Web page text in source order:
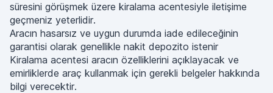
süresini görüşmek üzere kiralama acentesiyle iletişime
geçmeniz yeterlidir.
Aracın hasarsız ve uygun durumda iade edileceğinin
garantisi olarak genellikle nakit depozito istenir
Kiralama acentesi aracın özelliklerini açıklayacak ve
emirliklerde araç kullanmak için gerekli belgeler hakkında
bilgi verecektir.